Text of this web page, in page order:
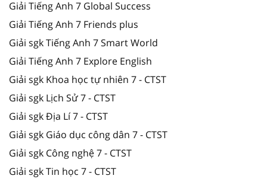
Giải Tiếng Anh 7 Global Success
Giải Tiếng Anh 7 Friends plus
Giải sgk Tiếng Anh 7 Smart World
Giải Tiếng Anh 7 Explore English
Giải sgk Khoa học tự nhiên 7 - CTST
Giải sgk Lịch Sử 7 - CTST
Giải sgk Địa Lí 7 - CTST
Giải sgk Giáo dục công dân 7 - CTST
Giải sgk Công nghệ 7 - CTST
Giải sgk Tin học 7 - CTST